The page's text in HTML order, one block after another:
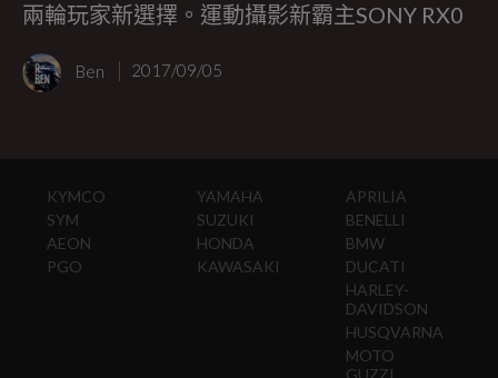
兩輪玩家新選擇。運動攝影新霸主SONY RX0
Ben 2017/09/05
KYMCO
SYM
AEON
PGO
YAMAHA
SUZUKI
HONDA
KAWASAKI
APRILIA
BENELLI
BMW
DUCATI
HARLEY-
DAVIDSON
HUSQVARNA
MOTO
GUZZI